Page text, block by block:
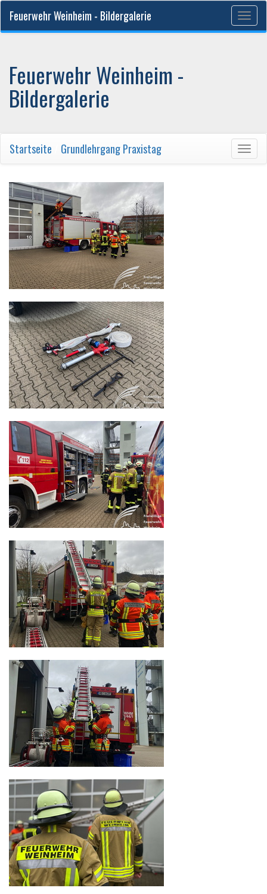
Feuerwehr Weinheim - Bildergalerie
Feuerwehr Weinheim -
Bildergalerie
Startseite Grundlehrgang Praxistag